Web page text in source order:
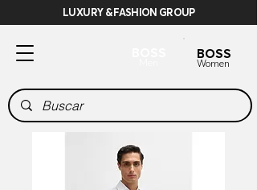
LUXURY & FASHION GROUP
BOSS
Women